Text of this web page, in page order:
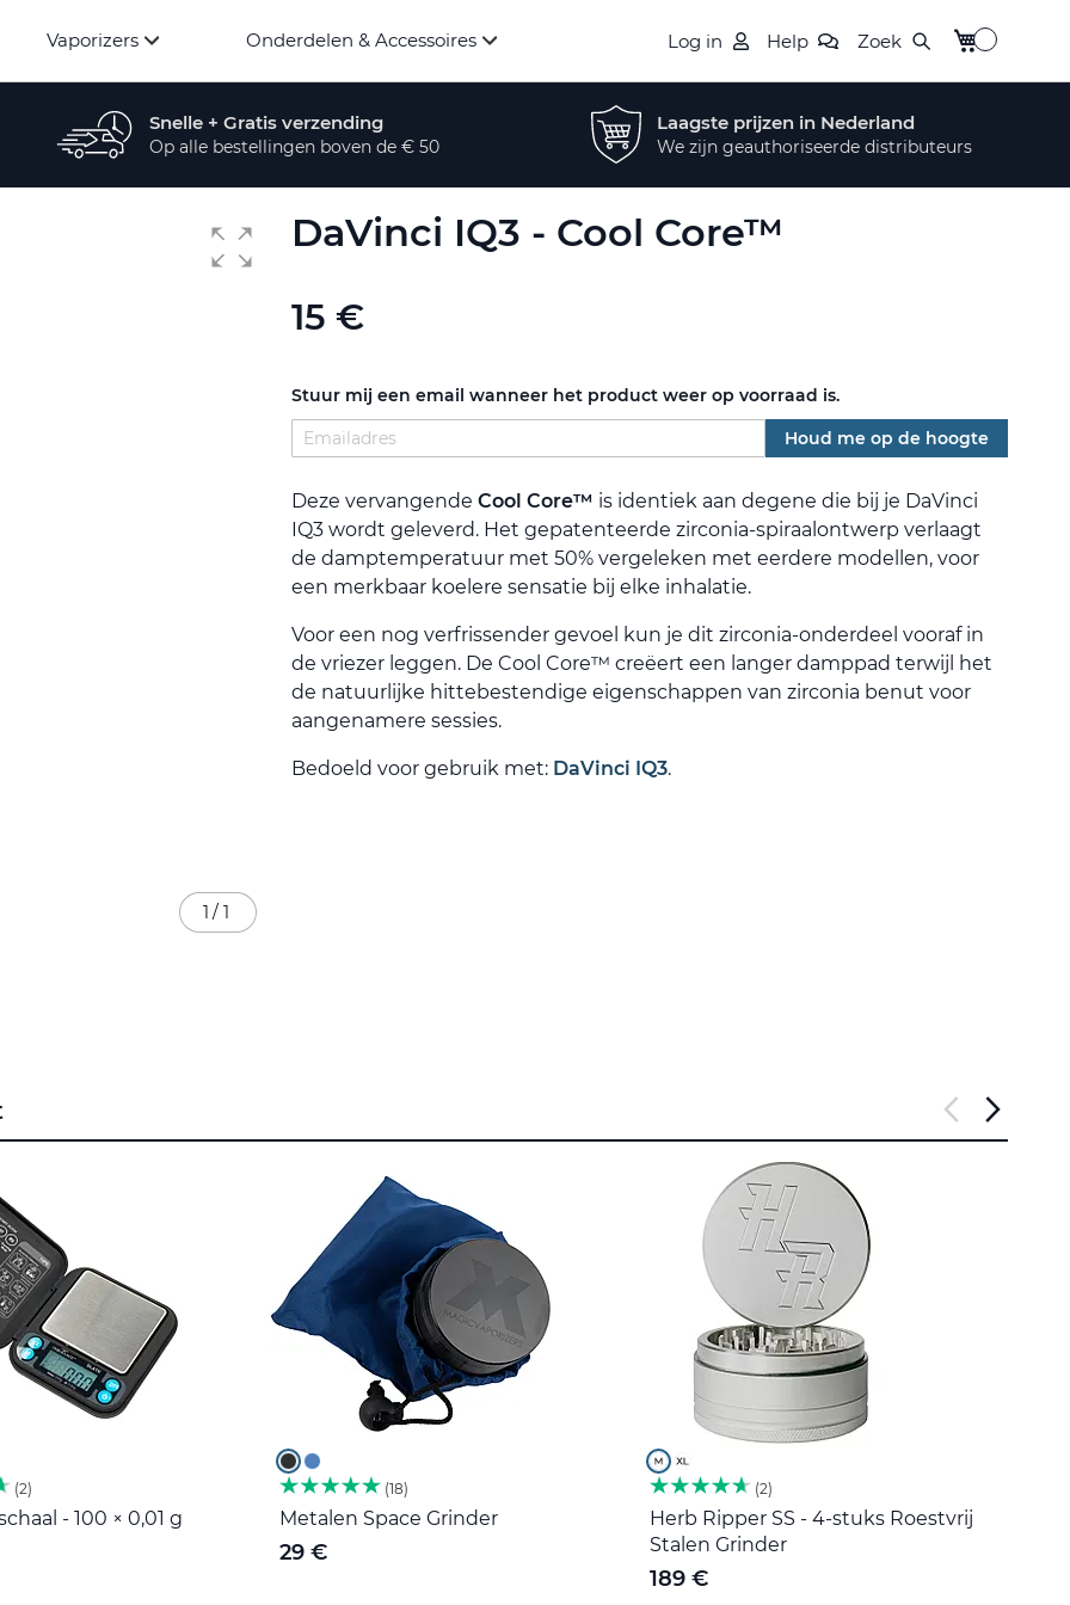
Vaporizers Onderdelen & Accessoires Log in Help Zoek Winkelwagen
Snelle + Gratis verzending
Op alle bestellingen boven de € 50
Laagste prijzen in Nederland
We zijn geauthoriseerde distributeurs
DaVinci IQ3 - Cool Core™
15 €
Stuur mij een email wanneer het product weer op voorraad is.
Houd me op de hoogte
Deze vervangende Cool Core™ is identiek aan degene die bij je DaVinci
IQ3 wordt geleverd. Het gepatenteerde zirconia-spiraalontwerp verlaagt
de damptemperatuur met 50% vergeleken met eerdere modellen, voor
een merkbaar koelere sensatie bij elke inhalatie.
Voor een nog verfrissender gevoel kun je dit zirconia-onderdeel vooraf in
de vriezer leggen. De Cool Core™ creëert een langer damppad terwijl het
de natuurlijke hittebestendige eigenschappen van zirconia benut voor
aangenamere sessies.
Bedoeld voor gebruik met: DaVinci IQ3.
1 / 1
2
- 100 × 0,01 g
18
Metalen Space Grinder
29 €
2
Herb Ripper SS - 4-stuks Roestvrij
Stalen Grinder
189 €